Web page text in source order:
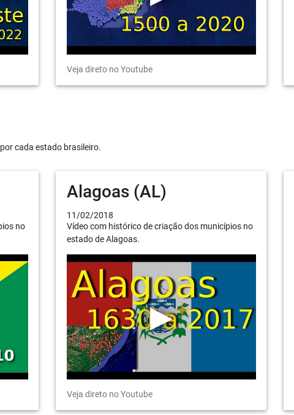
Veja direto no Youtube
cada estado brasileiro.
no
Alagoas (AL)
11/02/2018
Vídeo com histórico de criação dos municípios no
estado de Alagoas.
Veja direto no Youtube